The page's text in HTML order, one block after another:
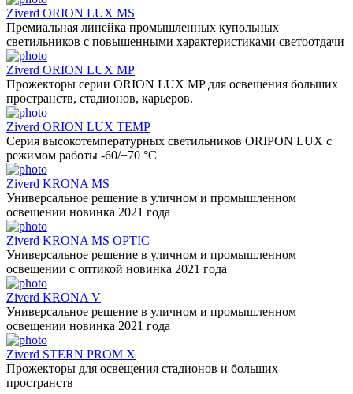
Ziverd ORION LUX MS
Премиальная линейка промышленных купольных
светильников с повышенными характеристиками светоотдачи
Ziverd ORION LUX MP
Прожекторы серии ORION LUX MP для освещения больших
пространств, стадионов, карьеров.
Ziverd ORION LUX TEMP
Серия высокотемпературных светильников ORIPON LUX с
режимом работы -60/+70 °С
Ziverd KRONA MS
Универсальное решение в уличном и промышленном
освещении новинка 2021 года
Ziverd KRONA MS OPTIC
Универсальное решение в уличном и промышленном
освещении с оптикой новинка 2021 года
Ziverd KRONA V
Универсальное решение в уличном и промышленном
освещении новинка 2021 года
Ziverd STERN PROM X
Прожекторы для освещения стадионов и больших
пространств